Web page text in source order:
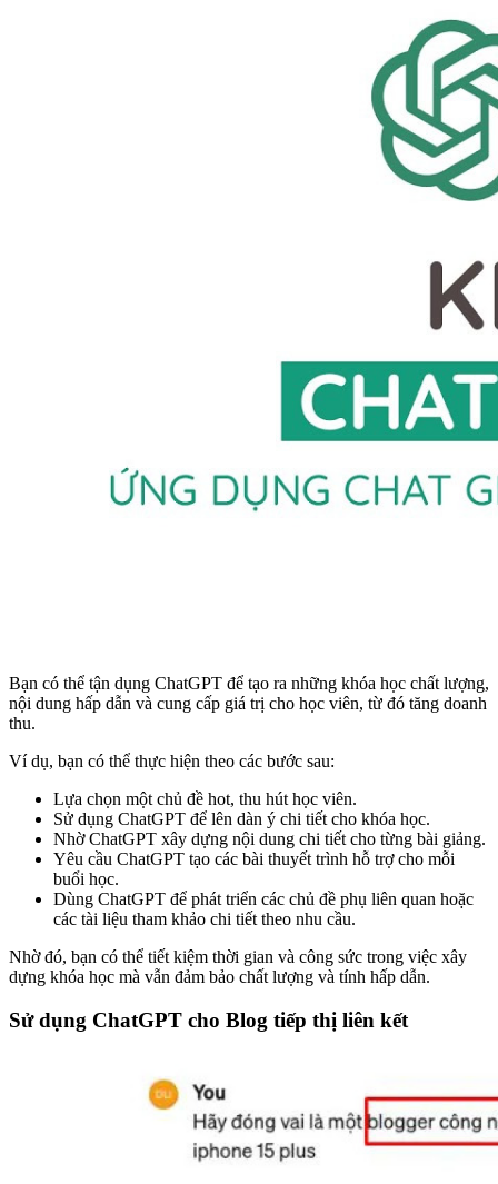
Bạn có thể tận dụng ChatGPT để tạo ra những khóa học chất lượng,
nội dung hấp dẫn và cung cấp giá trị cho học viên, từ đó tăng doanh
thu.
Ví dụ, bạn có thể thực hiện theo các bước sau:
Lựa chọn một chủ đề hot, thu hút học viên.
Sử dụng ChatGPT để lên dàn ý chi tiết cho khóa học.
Nhờ ChatGPT xây dựng nội dung chi tiết cho từng bài giảng.
Yêu cầu ChatGPT tạo các bài thuyết trình hỗ trợ cho mỗi
buổi học.
Dùng ChatGPT để phát triển các chủ đề phụ liên quan hoặc
các tài liệu tham khảo chi tiết theo nhu cầu.
Nhờ đó, bạn có thể tiết kiệm thời gian và công sức trong việc xây
dựng khóa học mà vẫn đảm bảo chất lượng và tính hấp dẫn.
Sử dụng ChatGPT cho Blog tiếp thị liên kết